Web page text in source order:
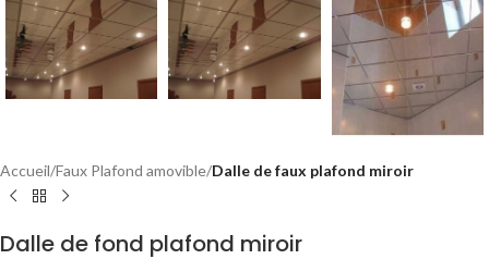
Accueil Faux Plafond amovible Dalle de faux plafond miroir
Dalle de fond plafond miroir